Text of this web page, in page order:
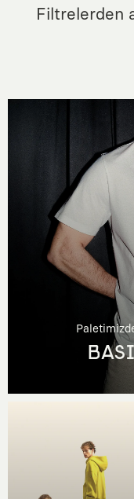
Filtrelerden